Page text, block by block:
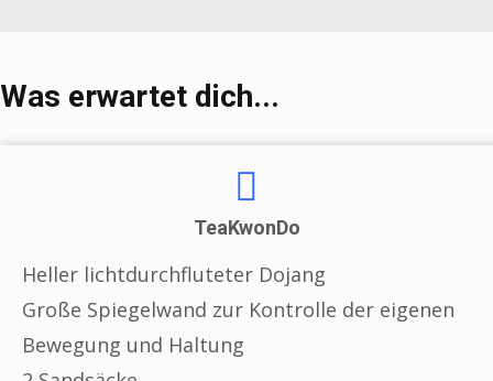
Was erwartet dich...
TeaKwonDo
Heller lichtdurchfluteter Dojang
Große Spiegelwand zur Kontrolle der eigenen
Bewegung und Haltung